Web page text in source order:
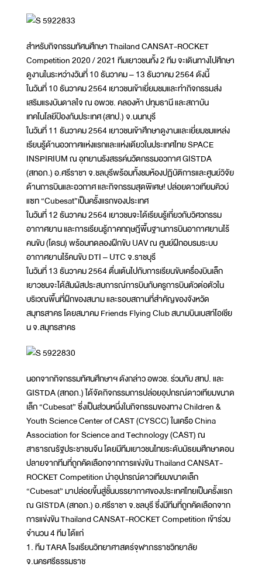
สำหรับกิจกรรมทัศนศึกษา Thailand CANSAT-ROCKET
Competition 2020 / 2021 ทีมเยาวชนทั้ง 2 ทีม จะเดินทางไปศึกษา
ดูงานในระหว่างวันที่ 10 ธันวาคม – 13 ธันวาคม 2564 ดังนี้
ในวันที่ 10 ธันวาคม 2564 เยาวชนเข้าเยี่ยมชมและทำกิจกรรมส่ง
เสริมแรงบันดาลใจ ณ อพวช. คลองห้า ปทุมธานี และสถาบัน
เทคโนโลยีป้องกันประเทศ (สทป.) จ.นนทบุรี
ในวันที่ 11 ธันวาคม 2564 เยาวชนเข้าศึกษาดูงานและเยี่ยมชมแหล่ง
เรียนรู้ด้านอวกาศแห่งแรกและแห่งเดียวในประเทศไทย SPACE
INSPIRIUM ณ อุทยานรังสรรค์นวัตกรรมอวกาศ GISTDA
(สทอภ.) อ.ศรีราชา จ.ชลบุรีพร้อมทั้งชมห้องปฏิบัติการและศูนย์วิจัย
ด้านการบินและอวกาศ และกิจกรรมสุดพิเศษ! ปล่อยดาวเทียมคิวบ์
แซท “Cubesat”เป็นครั้งแรกของประเทศ
ในวันที่ 12 ธันวาคม 2564 เยาวชนจะได้เรียนรู้เกี่ยวกับวิศวกรรม
อากาศยาน และการเรียนรู้ภาคทฤษฎีพื้นฐานการบินอากาศยานไร้
คนขับ (โดรน) พร้อมทดลองฝึกขับ UAV ณ ศูนย์ฝึกอบรมระบบ
อากาศยานไร้คนขับ DTI – UTC จ.ราชบุรี
ในวันที่ 13 ธันวาคม 2564 ตื่นเต้นไปกับการเรียนขับเครื่องบินเล็ก
เยาวชนจะได้สัมผัสประสบการณ์การบินกับครูการบินตัวต่อตัวใน
บริเวณพื้นที่ฝึกของสนาม และรอบสถานที่สำคัญของจังหวัด
สมุทรสาคร โดยสมาคม Friends Flying Club สนามบินเบสท์โอเชีย
น จ.สมุทรสาคร
นอกจากกิจกรรมทัศนศึกษาฯ ดังกล่าว อพวช. ร่วมกับ สทป. และ
GISTDA (สทอภ.) ได้จัดกิจกรรมการปล่อยอุปกรณ์ดาวเทียมขนาด
เล็ก “Cubesat” ซึ่งเป็นส่วนหนึ่งในกิจกรรมของทาง Children &
Youth Science Center of CAST (CYSCC) ในเครือ China
Association for Science and Technology (CAST) ณ
สาธารณรัฐประชาชนจีน โดยมีทีมเยาวชนไทยระดับมัธยมศึกษาตอน
ปลายจากทีมที่ถูกคัดเลือกจากการแข่งขัน Thailand CANSAT-
ROCKET Competition นำอุปกรณ์ดาวเทียมขนาดเล็ก
“Cubesat” มาปล่อยขึ้นสู่ชั้นบรรยากาศของประเทศไทยเป็นครั้งแรก
ณ GISTDA (สทอภ.) อ.ศรีราชา จ.ชลบุรี ซึ่งมีทีมที่ถูกคัดเลือกจาก
การแข่งขัน Thailand CANSAT-ROCKET Competition เข้าร่วม
จำนวน 4 ทีม ได้แก่
1. ทีม TARA โรงเรียนวิทยาศาสตร์จุฬาภรราชวิทยาลัย
จ.นครศรีธรรมราช